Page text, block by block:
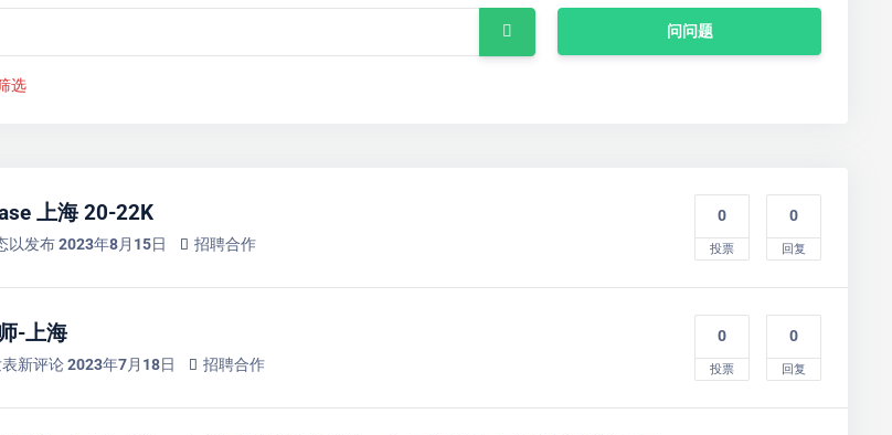
问问题
选
上海 20-22K
以发布2023年8月15日 招聘合作
0
投票
0
回复
-上海
新评论2023年7月18日 招聘合作
0
投票
0
回复